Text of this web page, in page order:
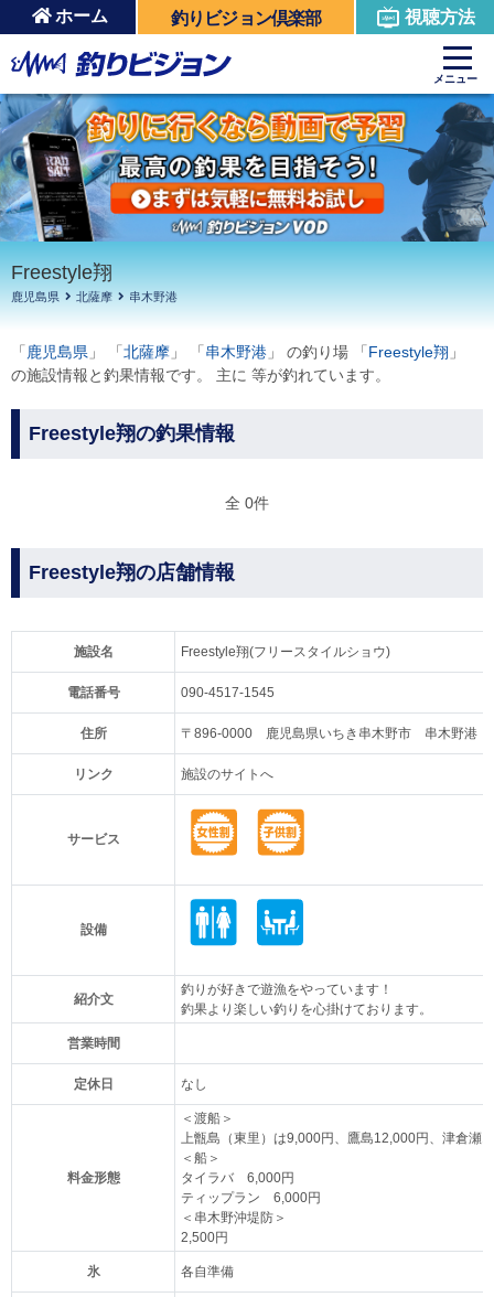
ホーム 釣りビジョン倶楽部 視聴方法
メニュー
Freestyle翔
鹿児島県 北薩摩 串木野港
「 鹿児島県 」 「 北薩摩 」 「 串木野港 」 の釣り場 「 Freestyle翔 」
の施設情報と釣果情報です。 主に 等が釣れています。
Freestyle翔の釣果情報
全 0件
Freestyle翔の店舗情報
施設名 Freestyle翔(フリースタイルショウ)
電話番号 090-4517-1545
住所 〒896-0000 鹿児島県いちき串木野市 串木野港
リンク 施設のサイトへ
サービス
設備
紹介文
釣りが好きで遊漁をやっています！
釣果より楽しい釣りを心掛けております。
営業時間
定休日 なし
料金形態
＜渡船＞
上甑島（東里）は9,000円、鷹島12,000円、津倉瀬
＜船＞
タイラバ 6,000円
ティップラン 6,000円
＜串木野沖堤防＞
2,500円
氷 各自準備
周辺の施設を見る